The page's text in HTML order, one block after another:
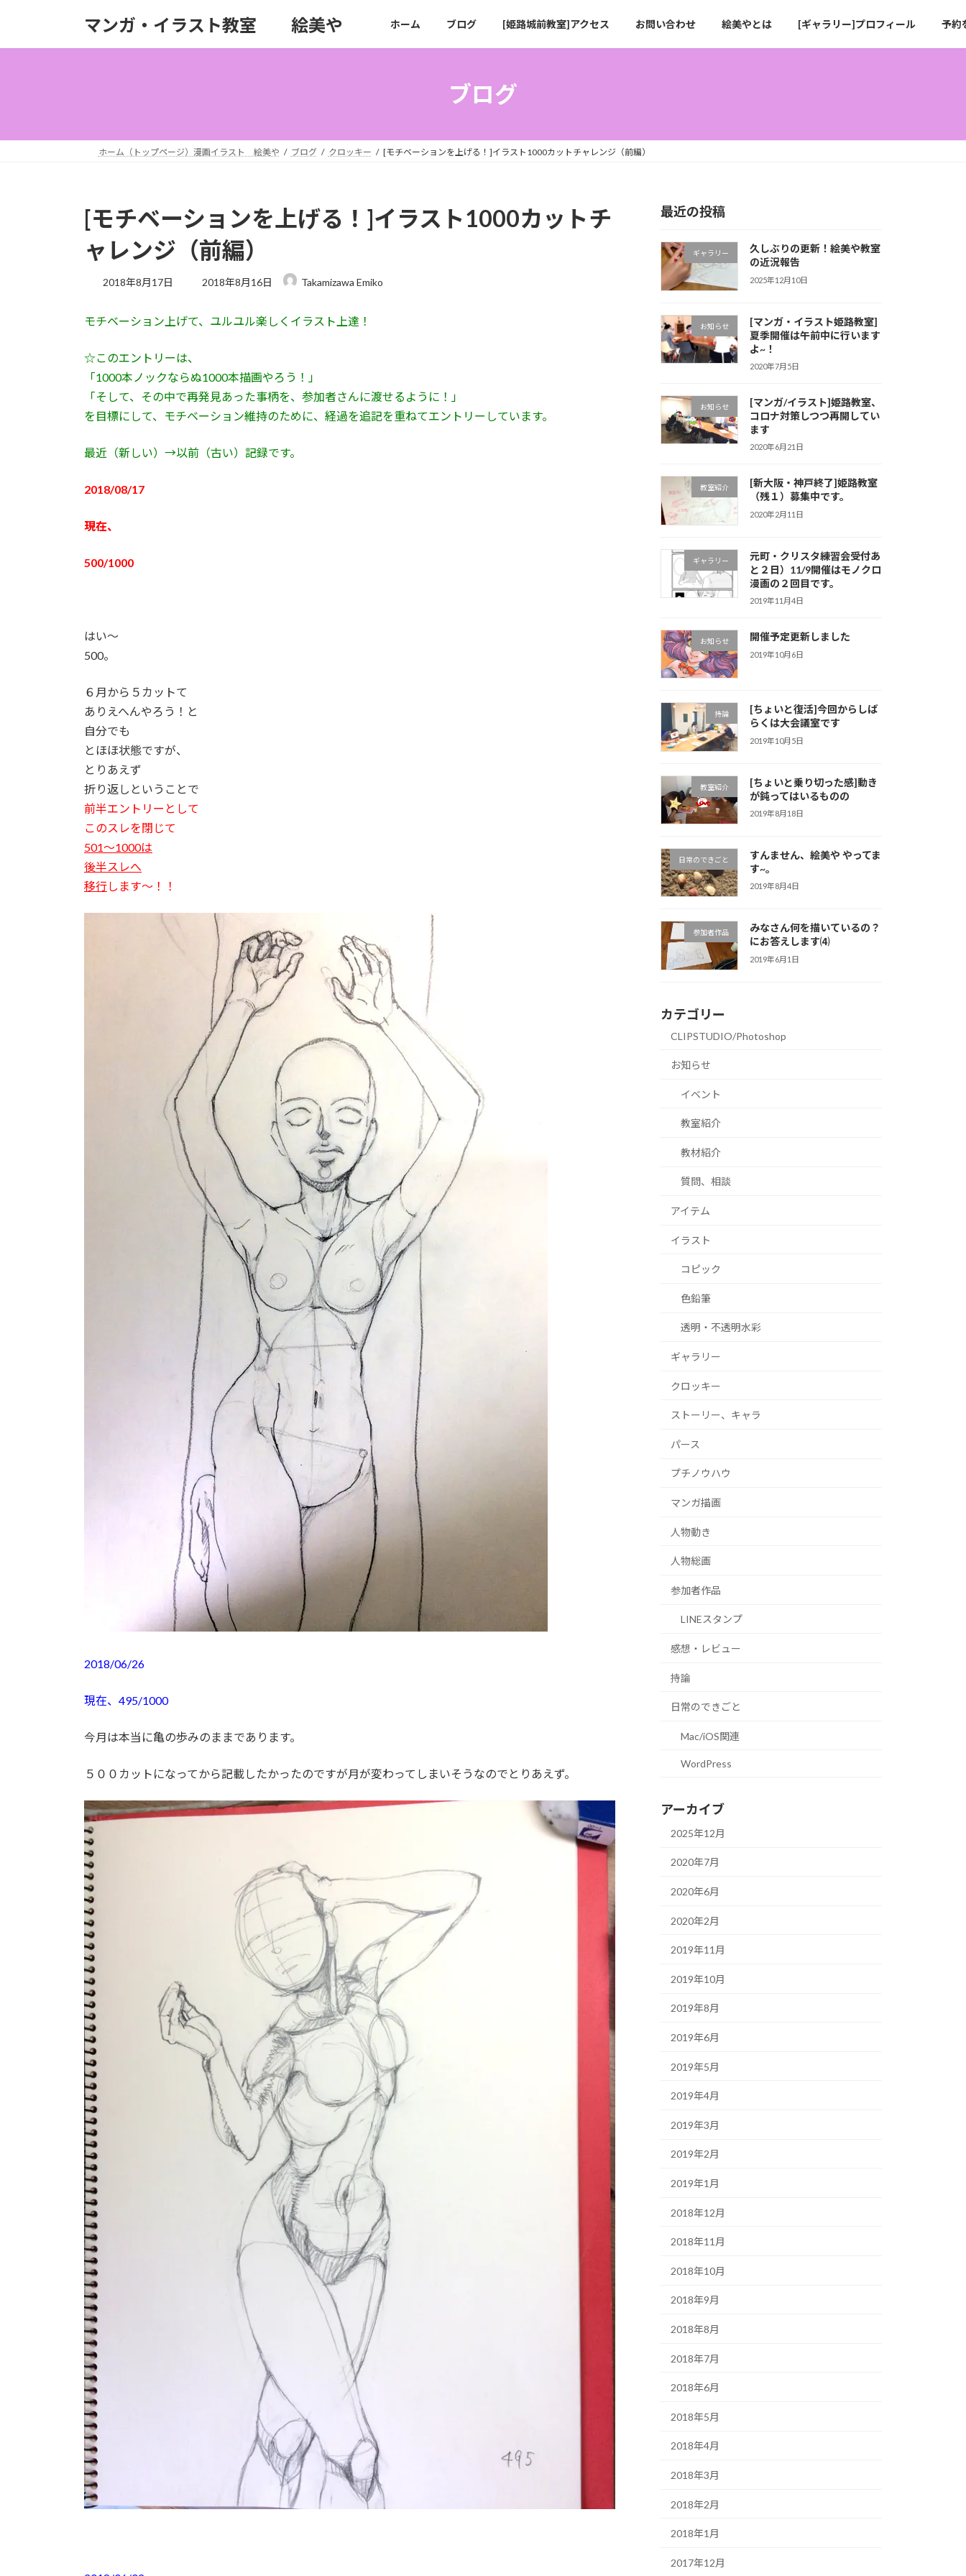
マンガ・イラスト教室 絵美や ホーム ブログ [姫路城前教室]アクセス お問い合わせ 絵美やとは [ギャラリー]プロフィール 予約
ブログ
ホーム（トップページ）漫画イラスト 絵美や ブログ クロッキー [モチベーションを上げる！]イラスト1000カットチャレンジ（前編）
[モチベーションを上げる！]イラスト1000カットチ
ャレンジ（前編）
2018年8月17日
最
新
2018年8月16日 Takamizawa Emiko
モチベーション上げて、ユルユル楽しくイラスト上達！
☆このエントリーは、
「1000本ノックならぬ1000本描画やろう！」
「そして、その中で再発見あった事柄を、参加者さんに渡せるように！」
を目標にして、モチベーション維持のために、経過を追記を重ねてエントリーしています。
最近（新しい）→以前（古い）記録です。
2018/08/17
現在、
500/1000
はい〜
500。
６月から５カットて
ありえへんやろう！と
自分でも
とほほ状態ですが、
とりあえず
折り返しということで
前半エントリーとして
このスレを閉じて
501〜1000は
後半スレへ
移行します〜！！
2018/06/26
現在、495/1000
今月は本当に亀の歩みのままであります。
５００カットになってから記載したかったのですが月が変わってしまいそうなのでとりあえず。
最近の投稿
ギャラリー
久しぶりの更新！絵美や教室
の近況報告
2025年12月10日
お知らせ
[マンガ・イラスト姫路教室]
夏季開催は午前中に行います
よ~！
2020年7月5日
お知らせ
[マンガ/イラスト]姫路教室、
コロナ対策しつつ再開してい
ます
2020年6月21日
教室紹介
[新大阪・神戸終了]姫路教室
（残１）募集中です。
2020年2月11日
ギャラリー
元町・クリスタ練習会受付あ
と２日）11/9開催はモノクロ
漫画の２回目です。
2019年11月4日
お知らせ 開催予定更新しました
2019年10月6日
持論
[ちょいと復活]今回からしば
らくは大会議室です
2019年10月5日
教室紹介
[ちょいと乗り切った感]動き
が鈍ってはいるものの
2019年8月18日
日常のできごと
すんません、絵美や やってま
す~。
2019年8月4日
参加者作品
みなさん何を描いているの？
にお答えします⑷
2019年6月1日
カテゴリー
CLIPSTUDIO/Photoshop
お知らせ
イベント
教室紹介
教材紹介
質問、相談
アイテム
イラスト
コピック
色鉛筆
透明・不透明水彩
ギャラリー
クロッキー
ストーリー、キャラ
パース
プチノウハウ
マンガ描画
人物動き
人物総画
参加者作品
LINEスタンプ
感想・レビュー
持論
日常のできごと
Mac/iOS関連
WordPress
アーカイブ
2025年12月
2020年7月
2020年6月
2020年2月
2019年11月
2019年10月
2019年8月
2019年6月
2019年5月
2019年4月
2019年3月
2019年2月
2019年1月
2018年12月
2018年11月
2018年10月
2018年9月
2018年8月
2018年7月
2018年6月
2018年5月
2018年4月
2018年3月
2018年2月
2018年1月
2017年12月